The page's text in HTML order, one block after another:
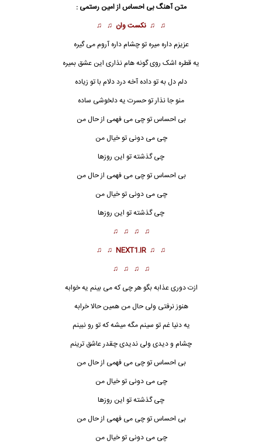
متن آهنگ بی احساس ازامین رستمی :
♫ ♫ نکست وان ♫ ♫
عزیزم داره میره تو چشام داره آروم می گیره
یه قطره اشک روی گونه هام نذاری این عشق بمیره
دلم دل به تو داده آخه درد دلام با تو زیاده
منو جا نذار تو حسرت یه دلخوشی ساده
بی احساس تو چی می فهمی از حال من
چی می دونی تو خیال من
چی گذشته تو این روزها
بی احساستو چی می فهمی از حال من
چی می دونی تو خیال من
چی گذشته تو این روزها
♫ ♫ ♫ ♫
♫ ♫
NEXT1.IR
♫ ♫
♫ ♫ ♫ ♫
ازت دوری عذابه بگو هر چی که می بینم یه خوابه
هنوز نرفتی ولی حال من همین حالا خرابه
یه دنیا غم تو سینم مگه میشه که تو رو نبینم
چشام و دیدی ولی ندیدی چقدر عاشق ترینم
بی احساستو چی می فهمی از حال من
چی می دونی تو خیال من
چی گذشته تو این روزها
بی احساس تو چی می فهمی از حال من
چی می دونی تو خیال من